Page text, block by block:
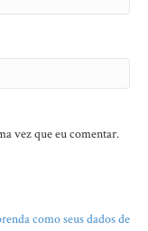
vez que eu comentar.
como seus dados de